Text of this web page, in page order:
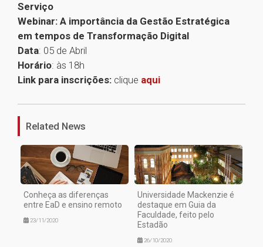
Serviço
Webinar: A importância da Gestão Estratégica
em tempos de Transformação Digital
Data: 05 de Abril
Horário: às 18h
Link para inscrições: clique aqui
1
Related News
Conheça as diferenças
entre EaD e ensino remoto
23/11/2020
Universidade Mackenzie é
destaque em Guia da
Faculdade, feito pelo
Estadão
26/10/2020